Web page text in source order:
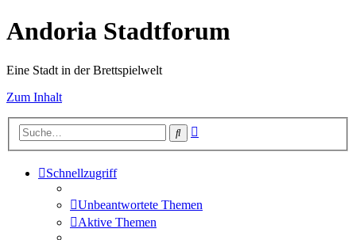
Andoria Stadtforum
Eine Stadt in der Brettspielwelt
Zum Inhalt
Suche
Schnellzugriff
Unbeantwortete Themen
Aktive Themen